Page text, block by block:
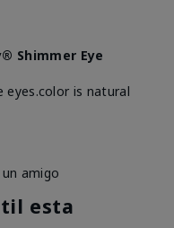
Shimmer Eye
is natural
amigo
esta